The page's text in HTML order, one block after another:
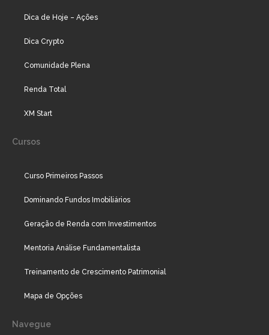
Dica de Hoje – Ações
Dica Crypto
Comunidade Plena
Renda Total
XM Start
Cursos
Curso Primeiros Passos
Dominando Fundos Imobiliários
Geração de Renda com Investimentos
Mentoria Análise Fundamentalista
Treinamento de Crescimento Patrimonial
Mapa de Opções
Navegue